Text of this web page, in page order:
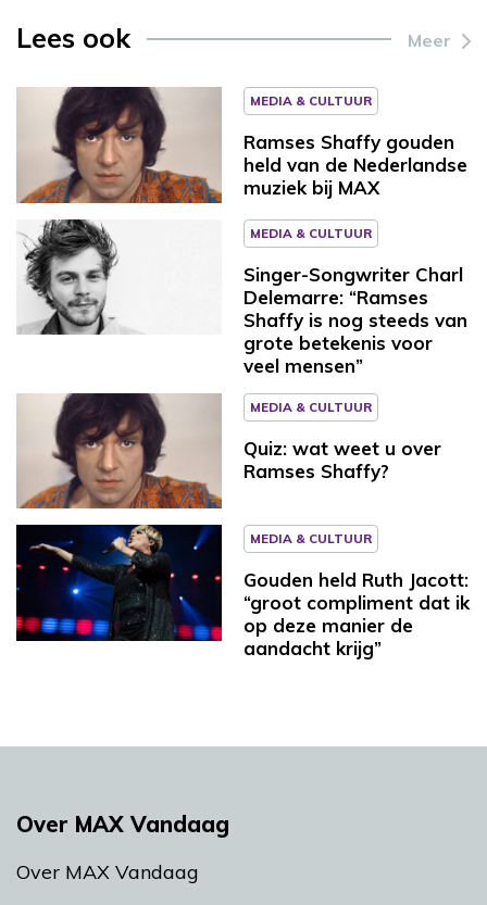
Lees ook Meer
MEDIA & CULTUUR
Ramses Shaffy gouden
held van de Nederlandse
muziek bij MAX
MEDIA & CULTUUR
Singer-Songwriter Charl
Delemarre: “Ramses
Shaffy is nog steeds van
grote betekenis voor
veel mensen”
MEDIA & CULTUUR
Quiz: wat weet u over
Ramses Shaffy?
MEDIA & CULTUUR
Gouden held Ruth Jacott:
“groot compliment dat ik
op deze manier de
aandacht krijg”
Over MAX Vandaag
Over MAX Vandaag